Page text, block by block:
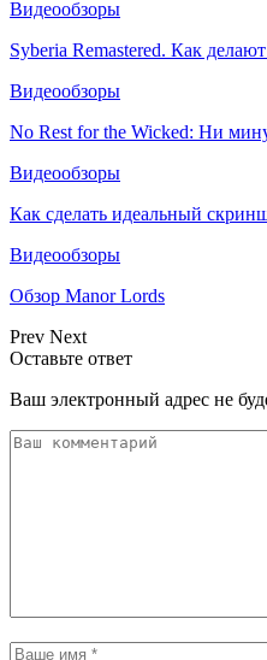
Видеообзоры
Syberia Remastered. Как
Видеообзоры
No Rest for the Wicked: Ни
Видеообзоры
Как сделать идеальный
Видеообзоры
Обзор Manor Lords
Prev Next
Оставьте ответ
Ваш электронный адрес не